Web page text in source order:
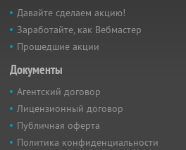
Давайте сделаем акцию!
Заработайте, как Вебмастер
Прошедшие акции
Документы
Агентский договор
Лицензионный договор
Публичная оферта
Политика конфиденциальности